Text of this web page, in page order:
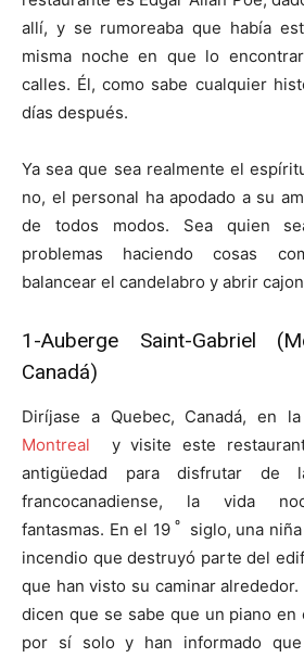
allí, y se rumoreaba que había
misma noche en que lo
calles. Él, como sabe cualquier
días después.
Ya sea que sea realmente el
no, el personal ha apodado a su
de todos modos. Sea quien
problemas haciendo cosas
balancear el candelabro y abrir
1-Auberge Saint-Gabriel
Canadá)
Diríjase a Quebec, Canadá, en la
Montreal y visite este
antigüedad para disfrutar de
francocanadiense, la vida
fantasmas. En el 19º
siglo, una
incendio que destruyó parte del
que han visto su caminar
dicen que se sabe que un piano
por sí solo y han informado que